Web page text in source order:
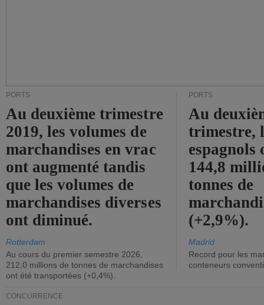
PORTS
Au deuxième trimestre
2019, les volumes de
marchandises en vrac
ont augmenté tandis
que les volumes de
marchandises diverses
ont diminué.
Rotterdam
Au cours du premier semestre 2026,
212,0 millions de tonnes de marchandises
ont été transportées (+0,4%).
PORTS
Au
trimestre,
144,8
tonnes de
(+2,9%).
Madrid
Record pour les
conteneurs
CONCURRENCE